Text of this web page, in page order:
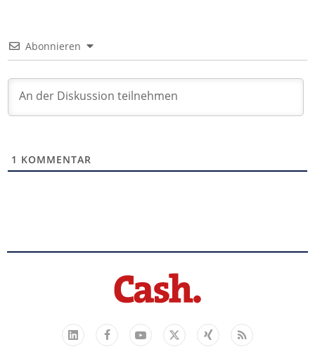
Abonnieren
1 KOMMENTAR
LinkedIn
FacebookYouTube
X
Xing Feed